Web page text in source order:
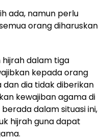
ada, namun perlu
orang diharuskan
dalam tiga
kepada orang
dia tidak diberikan
kewajiban agama di
dalam situasi ini,
hijrah guna dapat